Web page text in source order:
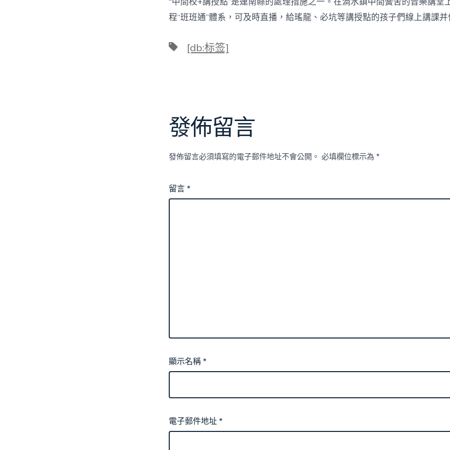
程“班班通”體系，可及時直播，給瑤龍、必坑等講授點的孩子們線上講課并
標 [db:标签]
發佈留言
發佈留言必須填寫的電子郵件地址不會公開。 必填欄位標示為 *
留言*
顯示名稱*
電子郵件地址*